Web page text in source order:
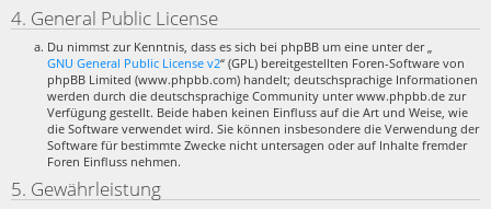
4. General Public License
Du nimmst zur Kenntnis, dass es sich bei phpBB um eine unter der „
GNU General Public License v2“ (GPL) bereitgestellten Foren-Software von
phpBB Limited (www.phpbb.com) handelt; deutschsprachige Informationen
werden durch die deutschsprachige Community unter www.phpbb.de zur
Verfügung gestellt. Beide haben keinen Einfluss auf die Art und Weise, wie
die Software verwendet wird. Sie können insbesondere die Verwendung der
Software für bestimmte Zwecke nicht untersagen oder auf Inhalte fremder
Foren Einfluss nehmen.
5. Gewährleistung